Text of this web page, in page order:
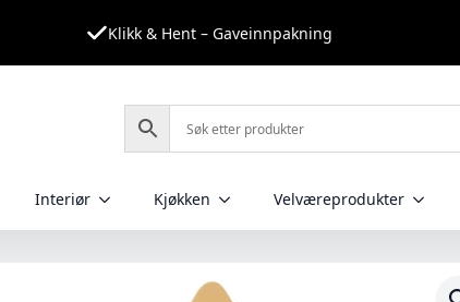
Klikk & Hent – Gaveinnpakning
Interiør Kjøkken Velværeprodukter